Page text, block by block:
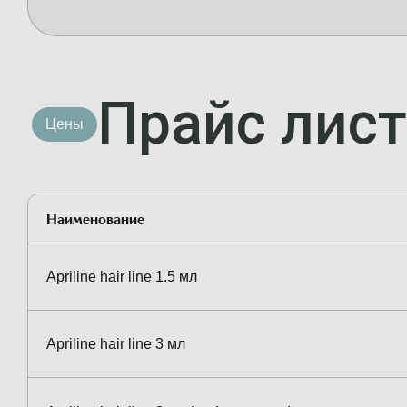
Цены Прайс лист
Наименование
Apriline hair line 1.5 мл
Apriline hair line 3 мл